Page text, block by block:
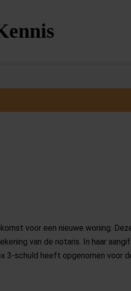
voor een nieuwe woning.
van de notaris. In haar
schuld heeft opgenomen voor